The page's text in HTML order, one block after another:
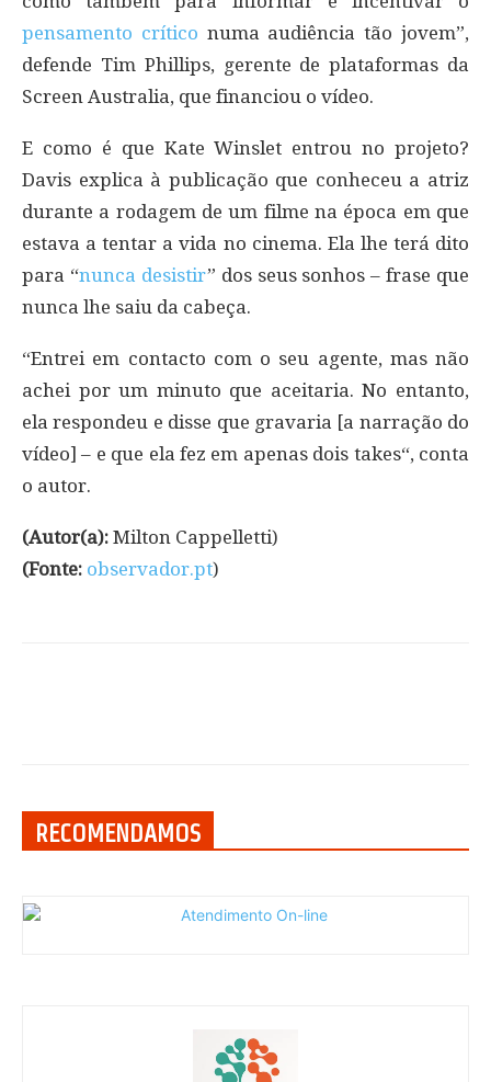
pensamento crítico numa audiência tão jovem”,
defende Tim Phillips, gerente de plataformas da
Screen Australia, que financiou o vídeo.
E como é que Kate Winslet entrou no projeto?
Davis explica à publicação que conheceu a atriz
durante a rodagem de um filme na época em que
estava a tentar a vida no cinema. Ela lhe terá dito
para “nunca desistir” dos seus sonhos – frase que
nunca lhe saiu da cabeça.
“Entrei em contacto com o seu agente, mas não
achei por um minuto que aceitaria. No entanto,
ela respondeu e disse que gravaria [a narração do
vídeo] – e que ela fez em apenas dois takes“, conta
o autor.
(Autor(a): Milton Cappelletti)
(Fonte: observador.pt)
RECOMENDAMOS